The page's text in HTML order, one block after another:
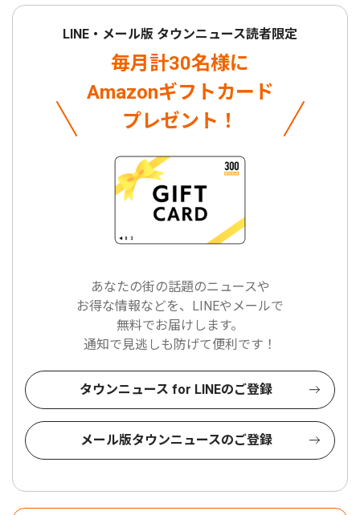
LINE・メール版 タウンニュース読者限定
毎月計30名様に
Amazonギフトカード
プレゼント！
あなたの街の話題のニュースや
お得な情報などを、LINEやメールで
無料でお届けします。
通知で見逃しも防げて便利です！
タウンニュース for LINEのご登録
メール版タウンニュースのご登録